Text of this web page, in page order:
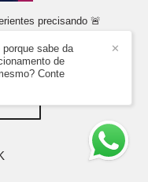
precisando 🚨
seu TRABALHO
muito o que
de Ozani, Pai Kaleb...
✕
sabe da
de
Conte